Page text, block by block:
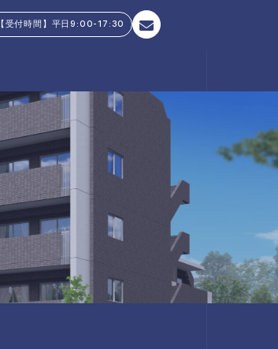
【受付時間】平日9:00-17:30